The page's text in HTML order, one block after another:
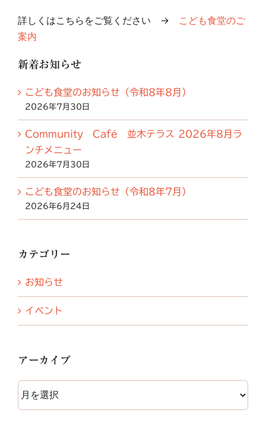
詳しくはこちらをご覧ください → こども食堂のご
案内
新着お知らせ
こども食堂のお知らせ（令和8年8月）
2026年7月30日
Community Café 並木テラス 2026年8月ラ
ンチメニュー
2026年7月30日
こども食堂のお知らせ（令和8年7月）
2026年6月24日
カテゴリー
お知らせ
イベント
アーカイブ